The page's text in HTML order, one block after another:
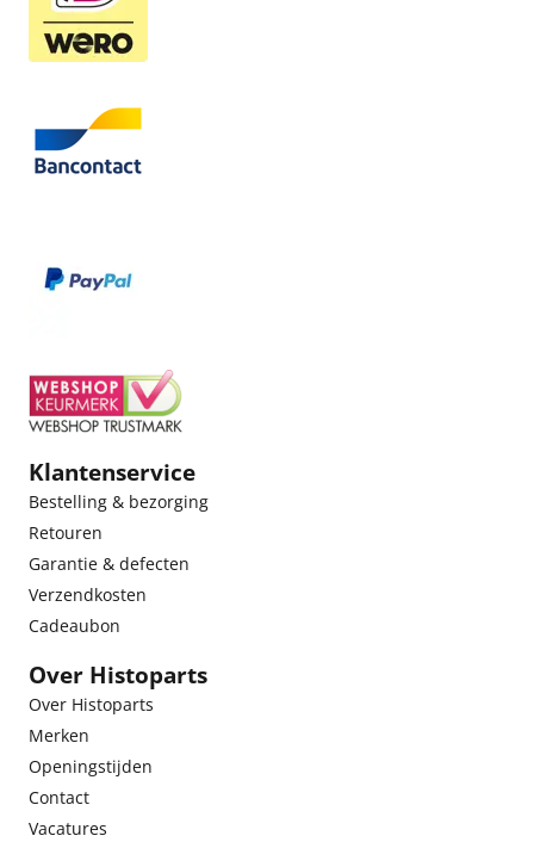
Klantenservice
Bestelling & bezorging
Retouren
Garantie & defecten
Verzendkosten
Cadeaubon
Over Histoparts
Over Histoparts
Merken
Openingstijden
Contact
Vacatures